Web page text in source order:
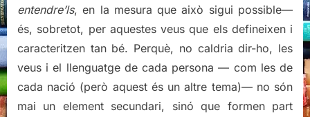
entendre’ls, en la mesura que això sigui possible—
és, sobretot, per aquestes veus que els defineixen i
caracteritzen tan bé. Perquè, no caldria dir-ho, les
veus i el llenguatge de cada persona — com les de
cada nació (però aquest és un altre tema)— no són
mai un element secundari, sinó que formen part